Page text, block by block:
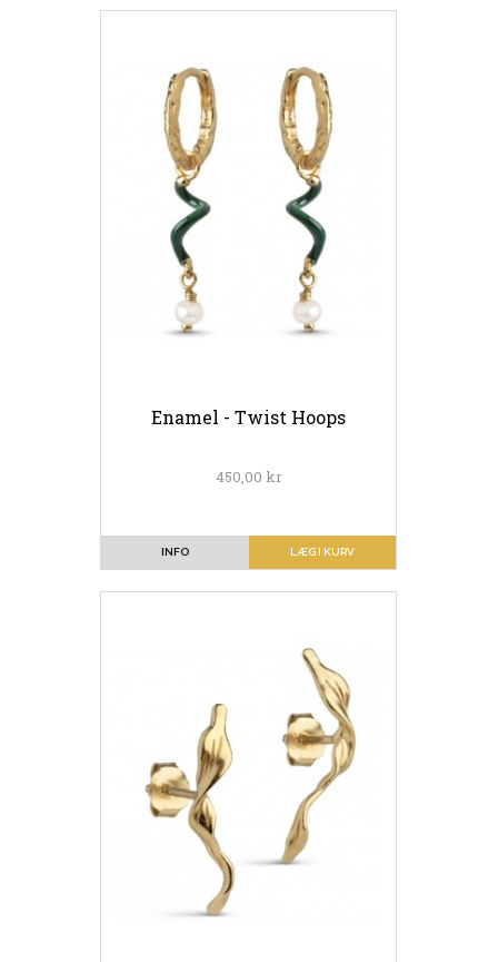
Enamel - Twist Hoops
450,00 kr
LÆG I KURV
INFO